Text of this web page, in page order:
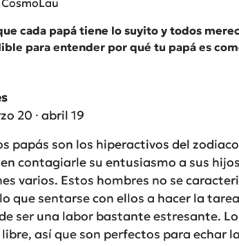
cada papá tiene lo suyito y todos
para entender por qué tu papá es
20 · abril 19
papás son los hiperactivos del
contagiarle su entusiasmo a sus
varios. Estos hombres no se
que sentarse con ellos a hacer la
ser una labor bastante estresante.
así que son perfectos para echar